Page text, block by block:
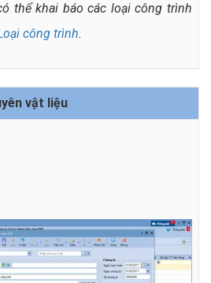
thể khai báo các loại công trình
công trình.
vật liệu